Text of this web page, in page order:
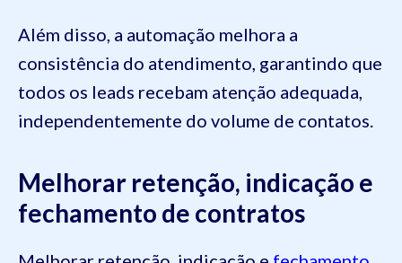
Além disso, a automação melhora a
consistência do atendimento, garantindo que
todos os leads recebam atenção adequada,
independentemente do volume de contatos.
Melhorar retenção, indicação e
fechamento de contratos